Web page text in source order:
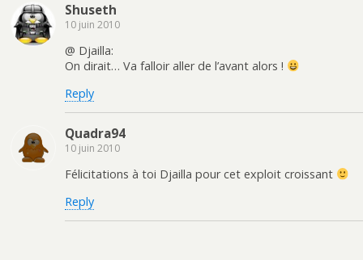
Shuseth
10 juin 2010
@ Djailla:
On dirait… Va falloir aller de l’avant alors !
Reply
Quadra94
10 juin 2010
Félicitations à toi Djailla pour cet exploit croissant
Reply